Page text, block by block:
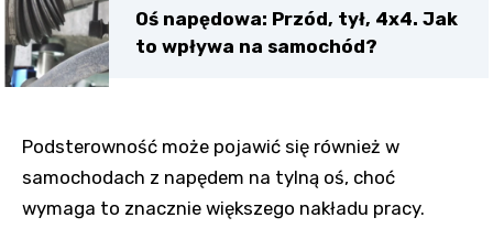
Oś napędowa: Przód, tył, 4x4. Jak
to wpływa na samochód?
Podsterowność może pojawić się również w
samochodach z napędem na tylną oś, choć
wymaga to znacznie większego nakładu pracy.